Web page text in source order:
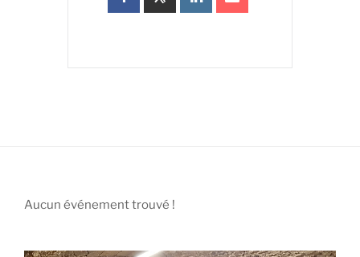
Aucun événement trouvé !